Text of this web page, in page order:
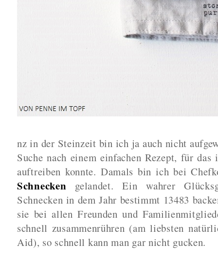
nz in der Steinzeit bin ich ja auch nicht
Suche nach einem einfachen Rezept, für
auftreiben konnte. Damals bin ich bei
Schnecken gelandet. Ein wahrer
Schnecken in dem Jahr bestimmt 13483
sie bei allen Freunden und
schnell zusammenrühren (am liebsten
Aid), so schnell kann man gar nicht gucken.